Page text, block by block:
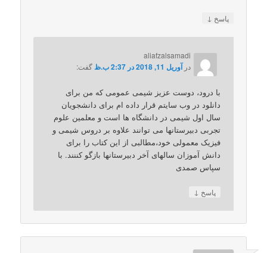
پاسخ ↓
aliafzalsamadi
درآوریل 11, 2018 در 2:37 ب.ظ گفت:
با درود، دوست عزیز شیمی عمومی که من برای
دانلود در وب سایتم قرار داده ام برای دانشجویان
سال اول شیمی در دانشگاه ها است و معلمین علوم
تجربی دبیرستانها می توانند علاوه بر دروس شیمی و
فیزیک معمولی خود،مطالبی از این کتاب را برای
دانش آموزان سالهای آخر دبیرستانها بازگو کننند. با
سپاس صمدی
پاسخ ↓